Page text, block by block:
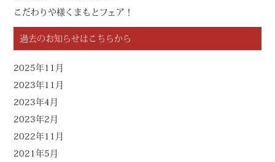
こだわりや様くまもとフェア！
過去のお知らせはこちらから
2025年11月
2023年11月
2023年4月
2023年2月
2022年11月
2021年5月